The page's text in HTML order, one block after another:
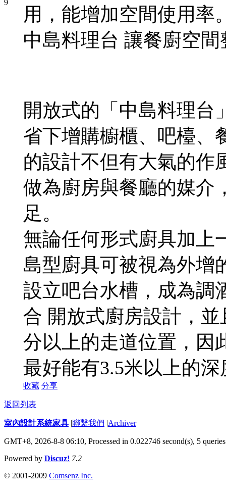
用，能增加空間使用率
中島料理台 讓餐廚空間
開放式的「中島料理台
省下增購櫥櫃、吧檯、
的設計不但有大氣的作
做為廚房與餐廳的媒介
足。
無論任何形式廚具加上
島型廚具可被視為外增
設立吧台水槽，成為調
合 開放式廚房設計，
分以上的走道位置，因
最好能有3.5米以上的
收藏 分享
返回列表
室內設計系統家具 |聯繫我們 |Archiver
GMT+8, 2026-8-8 06:10, Processed in 0.022746 second(s), 5 queries
Powered by Discuz! 7.2
© 2001-2009 Comsenz Inc.